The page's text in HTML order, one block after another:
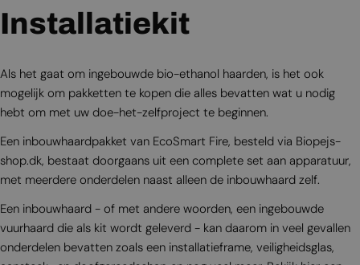
Installatiekit
Als het gaat om ingebouwde bio-ethanol haarden, is het ook
mogelijk om pakketten te kopen die alles bevatten wat u nodig
hebt om met uw doe-het-zelfproject te beginnen.
Een inbouwhaardpakket van EcoSmart Fire, besteld via Biopejs-
shop.dk, bestaat doorgaans uit een complete set aan apparatuur,
met meerdere onderdelen naast alleen de inbouwhaard zelf.
Een inbouwhaard - of met andere woorden, een ingebouwde
vuurhaard die als kit wordt geleverd - kan daarom in veel gevallen
onderdelen bevatten zoals een installatieframe, veiligheidsglas,